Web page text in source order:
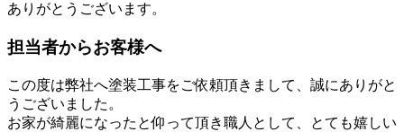
ありがとうございます。
担当者からお客様へ
この度は弊社へ塗装工事をご依頼頂きまして、誠にありがと
うございました。
お家が綺麗になったと仰って頂き職人として、とても嬉しい